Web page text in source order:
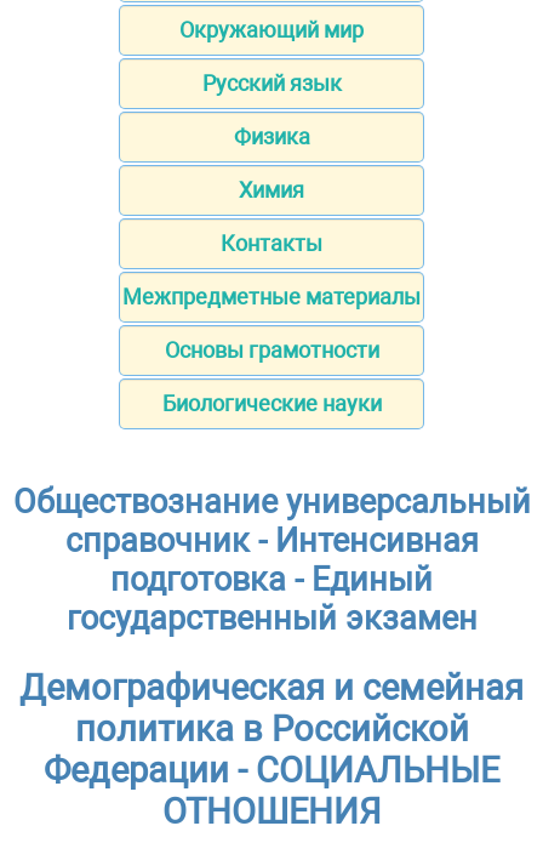
Окружающий мир
Русский язык
Физика
Химия
Контакты
Межпредметные материалы
Основы грамотности
Биологические науки
Обществознание универсальный
справочник - Интенсивная
подготовка - Единый
государственный экзамен
Демографическая и семейная
политика в Российской
Федерации - СОЦИАЛЬНЫЕ
ОТНОШЕНИЯ